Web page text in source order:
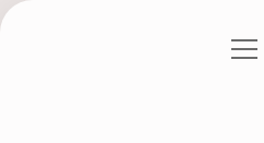
Gizlilik